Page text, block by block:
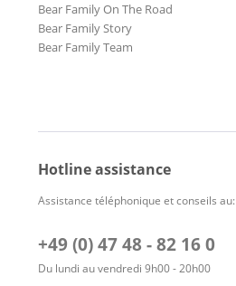
Bear Family On The Road
Bear Family Story
Bear Family Team
Hotline assistance
Assistance téléphonique et conseils au:
+49 (0) 47 48 - 82 16 0
Du lundi au vendredi 9h00 - 20h00